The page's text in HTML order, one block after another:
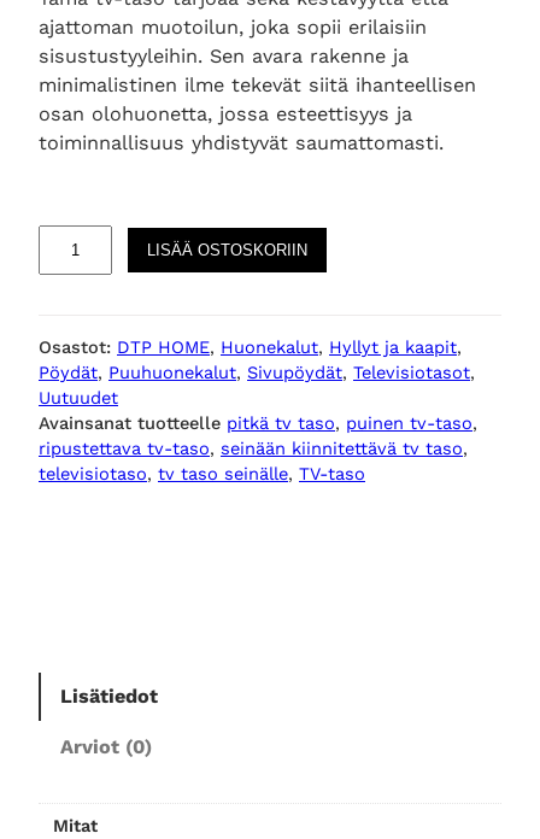
ajattoman muotoilun, joka sopii erilaisiin
sisustustyyleihin. Sen avara rakenne ja
minimalistinen ilme tekevät siitä ihanteellisen
osan olohuonetta, jossa esteettisyys ja
toiminnallisuus yhdistyvät saumattomasti.
u
i
n
e
n
o
LISÄÄ OSTOSKORIIN
Osastot: DTP HOME, Huonekalut, Hyllyt ja kaapit
Pöydät, Puuhuonekalut, Sivupöydät, Televisiotasot
Uutuudet
Avainsanat tuotteelle pitkä tv taso, puinen tv-taso
ripustettava tv-taso, seinään kiinnitettävä tv taso
televisiotaso, tv taso seinälle, TV-taso
Lisätiedot
Arviot (0)
Mitat